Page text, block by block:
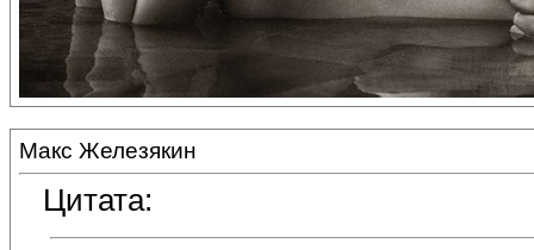
Макс Железякин
Цитата: